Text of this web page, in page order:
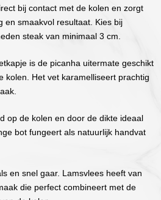
bij contact met de kolen en zorgt
en smaakvol resultaat. Kies bij
steak van minimaal 3 cm.
is de picanha uitermate geschikt
kolen. Het vet karamelliseert prachtig
op de kolen en door de dikte ideaal
bot fungeert als natuurlijk handvat
en snel gaar. Lamsvlees heeft van
die perfect combineert met de